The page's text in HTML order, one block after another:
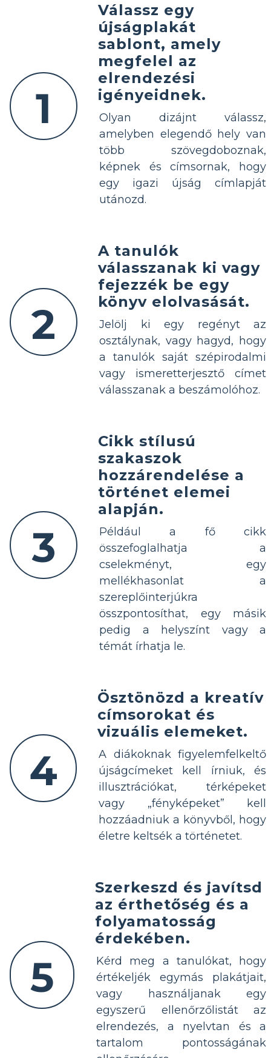
1
Válassz egy
újságplakát
sablont, amely
megfelel az
elrendezési
igényeidnek.
Olyan dizájnt válassz,
amelyben elegendő hely van
több szövegdoboznak,
képnek és címsornak, hogy
egy igazi újság címlapját
utánozd.
2
A tanulók
válasszanak ki vagy
fejezzék be egy
könyv elolvasását.
Jelölj ki egy regényt az
osztálynak, vagy hagyd, hogy
a tanulók saját szépirodalmi
vagy ismeretterjesztő címet
válasszanak a beszámolóhoz.
3
Cikk stílusú
szakaszok
hozzárendelése a
történet elemei
alapján.
Például a fő cikk
összefoglalhatja a
cselekményt, egy
mellékhasonlat a
szereplőinterjúkra
összpontosíthat, egy másik
pedig a helyszínt vagy a
témát írhatja le.
4
Ösztönözd a kreatív
címsorokat és
vizuális elemeket.
A diákoknak figyelemfelkeltő
újságcímeket kell írniuk, és
illusztrációkat, térképeket
vagy „fényképeket” kell
hozzáadniuk a könyvből, hogy
életre keltsék a történetet.
5
Szerkeszd és javítsd
az érthetőség és a
folyamatosság
érdekében.
Kérd meg a tanulókat, hogy
értékeljék egymás plakátjait,
vagy használjanak egy
egyszerű ellenőrzőlistát az
elrendezés, a nyelvtan és a
tartalom pontosságának